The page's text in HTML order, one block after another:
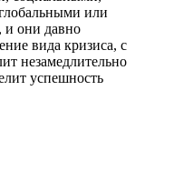
или
и они давно
вида кризиса, с
незамедлительно
успешность